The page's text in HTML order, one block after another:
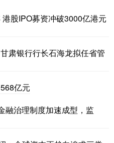
股IPO募资冲破3000亿港元
肃银行行长石海龙拟任省管
亿元
融治理制度加速成型，监